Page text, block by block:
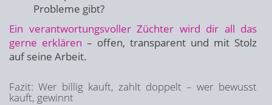
Probleme gibt?
Ein verantwortungsvoller Züchter wird dir all das
gerne erklären – offen, transparent und mit Stolz
auf seine Arbeit.
Fazit: Wer billig kauft, zahlt doppelt – wer bewusst
kauft, gewinnt